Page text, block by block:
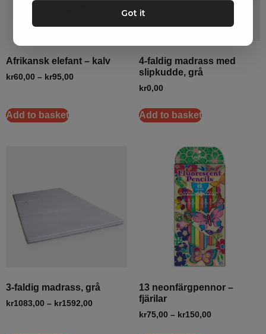
Afrikansk elefant – kalv
kr60,00 – kr95,00
Add to basket
4-faldig madrass med
slipkudde, grå
kr0,00
Add to basket
3-faldig madrass, grå
kr1083,00 – kr1592,00
13 neonfärgpennor –
fjärilar
kr75,00 – kr150,00
Got it